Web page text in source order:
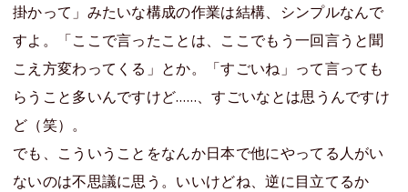
掛かって」みたいな構成の作業は結構、シンプルなんで
すよ。「ここで言ったことは、ここでもう一回言うと聞
こえ方変わってくる」とか。「すごいね」って言っても
らうこと多いんですけど……、すごいなとは思うんですけ
ど（笑）。
でも、こういうことをなんか日本で他にやってる人がい
ないのは不思議に思う。いいけどね、逆に目立てるか